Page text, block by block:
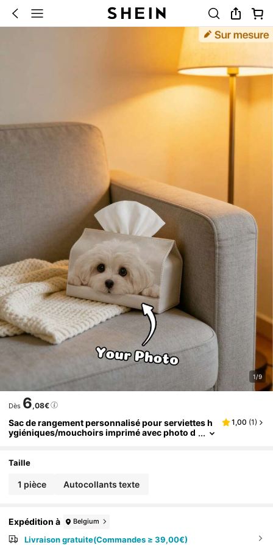
1/9
Dès 6,08€
Sac de rangement personnalisé pour serviettes h
ygiéniques/mouchoirs imprimé avec photo d
uspendu, convient pour la salle de bain, le salon, l
tiques quotidiennes
1,00 (1)
Taille
1 pièce Autocollants texte
Expédition à Belgium
Livraison gratuite(Commandes ≥ 39,00€)